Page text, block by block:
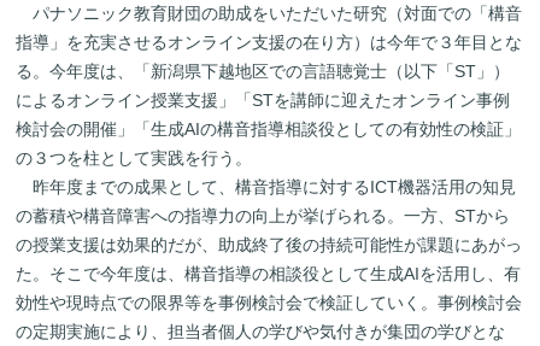
パナソニック教育財団の助成をいただいた研究（対面での「構音
指導」を充実させるオンライン支援の在り方）は今年で３年目とな
る。今年度は、「新潟県下越地区での言語聴覚士（以下「ST」）
によるオンライン授業支援」「STを講師に迎えたオンライン事例
検討会の開催」「生成AIの構音指導相談役としての有効性の検証」
の３つを柱として実践を行う。
昨年度までの成果として、構音指導に対するICT機器活用の知見
の蓄積や構音障害への指導力の向上が挙げられる。一方、STから
の授業支援は効果的だが、助成終了後の持続可能性が課題にあがっ
た。そこで今年度は、構音指導の相談役として生成AIを活用し、有
効性や現時点での限界等を事例検討会で検証していく。事例検討会
の定期実施により、担当者個人の学びや気付きが集団の学びとな